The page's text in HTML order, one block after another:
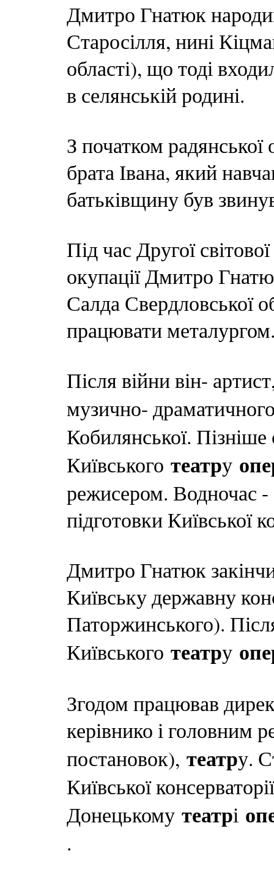
Дмитро Гнатюк
Старосілля, нині
області), що тоді
в селянській родині.
З початком радянської
брата Івана, який
батьківщину був
Під час Другої
окупації Дмитро
Салда Свердловської
працювати
Після війни він-
музично-
Кобилянської. Пізніше
Київського театру
режисером. Водночас -
підготовки Київської
Дмитро Гнатюк
Київську державну
Паторжинського).
Київського театру
Згодом працював
керівнико і головним
постановок), театру.
Київської
Донецькому театрі
.